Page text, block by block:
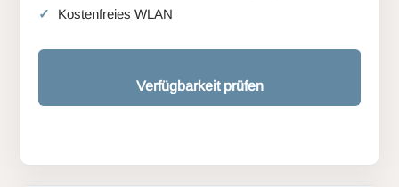
Kostenfreies WLAN
Verfügbarkeit prüfen